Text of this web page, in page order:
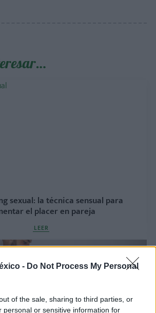
- Do Not Process My Personal
of the sale, sharing to third parties, or
personal or sensitive information for
sexual: la técnica sensual para
el placer en pareja
LEER